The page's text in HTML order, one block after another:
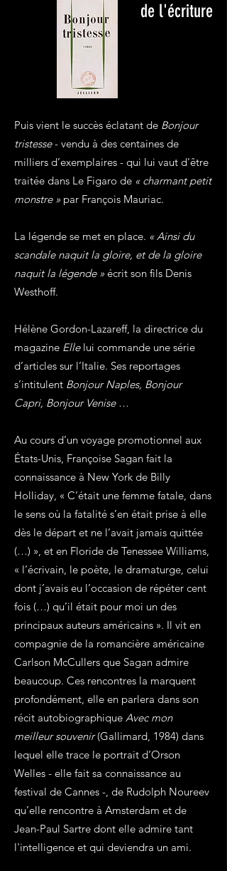
de l'écriture
Puis vient le succès éclatant de Bonjour
tristesse- vendu à des centaines de
milliers d’exemplaires - qui lui vaut d’être
traitée dans Le Figaro de « charmant petit
monstre » par François Mauriac.
La légende se met en place. « Ainsi du
scandale naquit la gloire, et de la gloire
naquit la légende » écrit son fils Denis
Westhoff.
Hélène Gordon-Lazareff, la directrice du
magazine Ellelui commande une série
d’articles sur l’Italie. Ses reportages
s’intitulent Bonjour Naples, Bonjour
Capri, Bonjour Venise…
Au cours d’un voyage promotionnel aux
États-Unis, Françoise Sagan fait la
connaissance à New York de Billy
Holliday, « C’était une femme fatale, dans
le sens où la fatalité s’en était prise à elle
dès le départ et ne l’avait jamais quittée
(…) », et en Floride de Tenessee Williams,
« l’écrivain, le poète, le dramaturge, celui
dont j’avais eu l’occasion de répéter cent
fois (…) qu’il était pour moi un des
principaux auteurs américains ». Il vit en
compagnie de la romancière américaine
Carlson McCullers que Sagan admire
beaucoup. Ces rencontres la marquent
profondément, elle en parlera dans son
récit autobiographique Avec mon
meilleur souvenir(Gallimard, 1984) dans
lequel elle trace le portrait d’Orson
Welles - elle fait sa connaissance au
festival de Cannes -, de Rudolph Noureev
qu’elle rencontre à Amsterdam et de
Jean-Paul Sartre dont elle admire tant
l'intelligence et qui deviendra un ami.